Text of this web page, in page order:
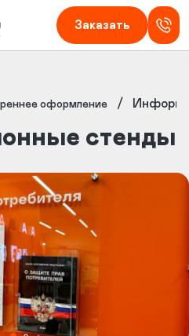
рекламы в Кирове — Торнадо
Заказать
оформление /
стенды